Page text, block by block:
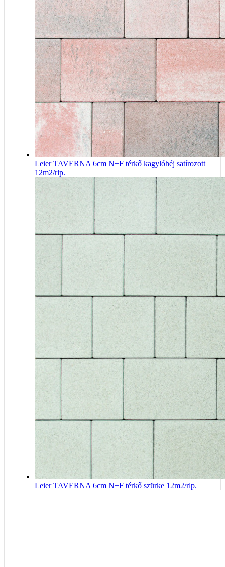
Leier TAVERNA 6cm N+F térkő kagylóhéj satírozott
12m2/rlp.
Leier TAVERNA 6cm N+F térkő szürke 12m2/rlp.